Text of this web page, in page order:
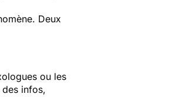
Deux
ou les
infos,